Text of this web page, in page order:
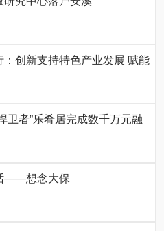
：创新支持特色产业发展 赋能
卫者”乐肴居完成数千万元融
——想念大保